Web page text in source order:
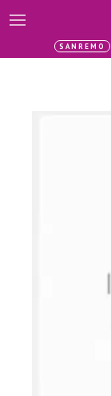
SANREMO